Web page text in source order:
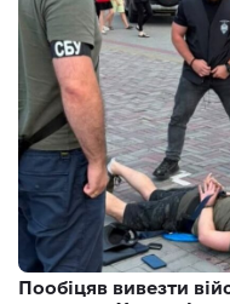
Пообіцяв вивезти